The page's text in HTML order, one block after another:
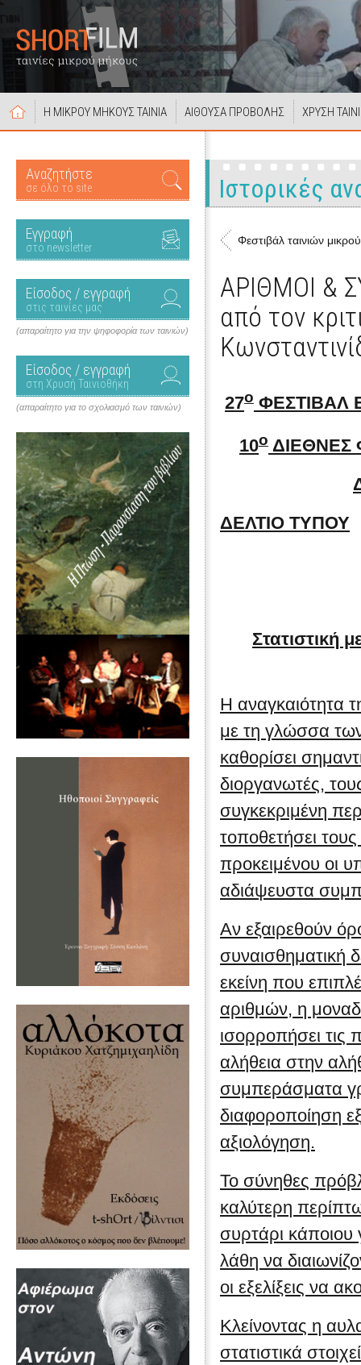
Η ΜΙΚΡΟΥ ΜΗΚΟΥΣ ΤΑΙΝΙΑ ΑΙΘΟΥΣΑ ΠΡΟΒΟΛΗΣ ΧΡΥΣΗ
Αναζητήστε
σε όλο το site
Εγγραφή
στο newsletter
Είσοδος / εγγραφή
στις ταινίες μας
(απαραίτητο για την ψηφοφορία των ταινιών)
Είσοδος / εγγραφή
στη Χρυσή Ταινιοθήκη
(απαραίτητο για το σχολιασμό των ταινιών)
Ιστορικές
Φεστιβάλ ταινιών
ΑΡΙΘΜΟΙ &
από τον
27ο ΦΕΣΤΙΒΑΛ
10ο ΔΙΕΘΝΕΣ
ΔΕΛΤΙΟ ΤΥΠΟΥ
Στατιστική
Η αναγκαιότητα
με τη γλώσσα
καθορίσει
διοργανωτές,
συγκεκριμένη
τοποθετήσει
προκειμένου οι
αδιάψευστα
Αν εξαιρεθούν
συναισθηματική
εκείνη που
αριθμών, η
ισορροπήσει τις
αλήθεια στην
συμπεράσματα
διαφοροποίηση
αξιολόγηση.
Το σύνηθες
καλύτερη
συρτάρι κάποιου
λάθη να
οι εξελίξεις να
Κλείνοντας η
στατιστικά